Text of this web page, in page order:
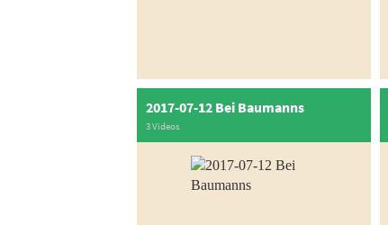
2017-07-12 Bei Baumanns
3 Videos